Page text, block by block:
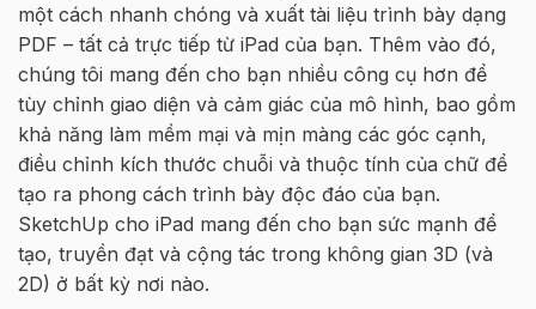
một cách nhanh chóng và xuất tài liệu trình bày dạng
PDF – tất cả trực tiếp từ iPad của bạn. Thêm vào đó,
chúng tôi mang đến cho bạn nhiều công cụ hơn để
tùy chỉnh giao diện và cảm giác của mô hình, bao gồm
khả năng làm mềm mại và mịn màng các góc cạnh,
điều chỉnh kích thước chuỗi và thuộc tính của chữ để
tạo ra phong cách trình bày độc đáo của bạn.
SketchUp cho iPad mang đến cho bạn sức mạnh để
tạo, truyền đạt và cộng tác trong không gian 3D (và
2D) ở bất kỳ nơi nào.